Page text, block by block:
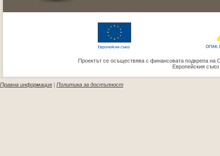
Проектът се осъществява с финансовата подкрепа на
Европейския
Правна информация | Политика за достъпност